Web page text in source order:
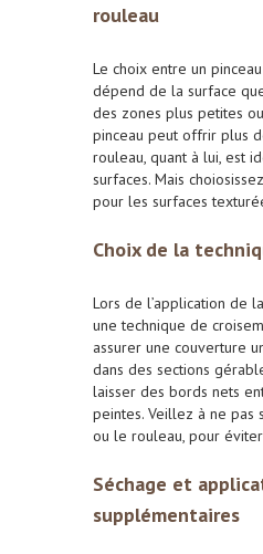
rouleau
Le choix entre un
dépend de la surface
des zones plus petites
pinceau peut offrir plus
rouleau, quant à lui, est
surfaces. Mais
pour les surfaces
Choix de la t
Lors de l’application de
une technique de
assurer une couverture
dans des sections
laisser des bords nets
peintes. Veillez à ne pas
ou le rouleau, pour
Séchage et
supplémentaires